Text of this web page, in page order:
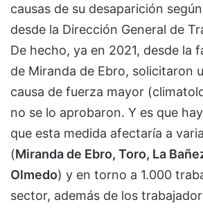
causas de su desaparición
desde la Dirección General de
De hecho, ya en 2021, desde la
de Miranda de Ebro, solicitaron
causa de fuerza mayor
no se lo aprobaron. Y es que
que esta medida afectaría a
(Miranda de Ebro, Toro, La
Olmedo) y en torno a 1.000
sector, además de los